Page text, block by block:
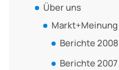
Über uns
Markt+Meinung
Berichte 2008
Berichte 2007